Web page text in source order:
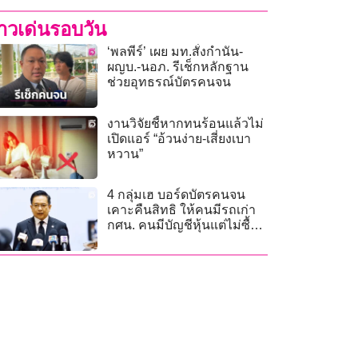
วเด่นรอบวัน
‘พลพีร์’ เผย มท.สั่งกำนัน-
ผญบ.-นอภ. รีเช็กหลักฐาน
ช่วยอุทธรณ์บัตรคนจน
งานวิจัยชี้หากทนร้อนแล้วไม่
เปิดแอร์ “อ้วนง่าย-เสี่ยงเบา
หวาน”
4 กลุ่มเฮ บอร์ดบัตรคนจน
เคาะคืนสิทธิ ให้คนมีรถเก่า
กศน. คนมีบัญชีหุ้นแต่ไม่ซื้อ